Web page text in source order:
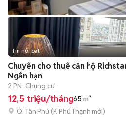
Tin nổi bật
Chuyên cho thuê căn hộ
Ngắn hạn
2 PN Chung cư
12,5 triệu/tháng65 m²
Q. Tân Phú (P. Phú Thạnh mới)